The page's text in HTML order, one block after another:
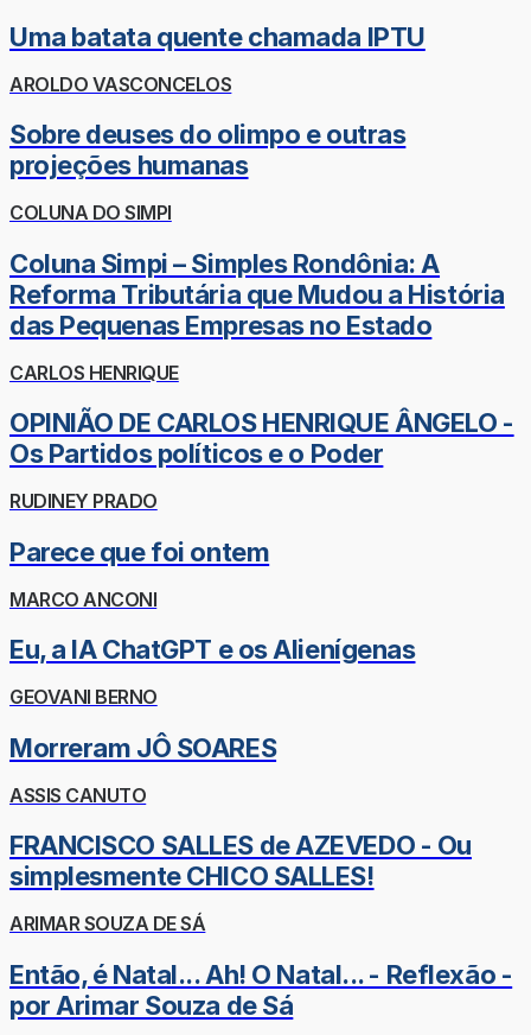
Uma batata quente chamada IPTU
AROLDO VASCONCELOS
Sobre deuses do olimpo e outras
projeções humanas
COLUNA DO SIMPI
Coluna Simpi – Simples Rondônia: A
Reforma Tributária que Mudou a História
das Pequenas Empresas no Estado
CARLOS HENRIQUE
OPINIÃO DE CARLOS HENRIQUE ÂNGELO -
Os Partidos políticos e o Poder
RUDINEY PRADO
Parece que foi ontem
MARCO ANCONI
Eu, a IA ChatGPT e os Alienígenas
GEOVANI BERNO
Morreram JÔ SOARES
ASSIS CANUTO
FRANCISCO SALLES de AZEVEDO - Ou
simplesmente CHICO SALLES!
ARIMAR SOUZA DE SÁ
Então, é Natal... Ah! O Natal... - Reflexão -
por Arimar Souza de Sá